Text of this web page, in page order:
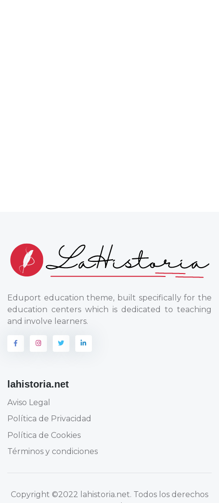
Eduport education theme, built specifically for the
education centers which is dedicated to teaching
and involve learners.
lahistoria.net
Aviso Legal
Política de Privacidad
Política de Cookies
Términos y condiciones
Copyright ©2022 lahistoria.net. Todos los derechos